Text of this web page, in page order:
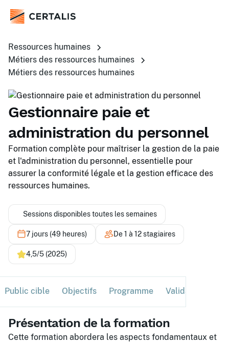
Ressources humaines
Métiers des ressources humaines
Métiers des ressources humaines
Gestionnaire paie et
administration du personnel
Formation complète pour maîtriser la gestion de la paie
et l'administration du personnel, essentielle pour
assurer la conformité légale et la gestion efficace des
ressources humaines.
Sessions disponibles toutes les semaines
7 jours (49 heures) De 1 à 12 stagiaires
4,5/5 (2025)
Public cible Objectifs Programme Validation
Présentation de la formation
Cette formation abordera les aspects fondamentaux et